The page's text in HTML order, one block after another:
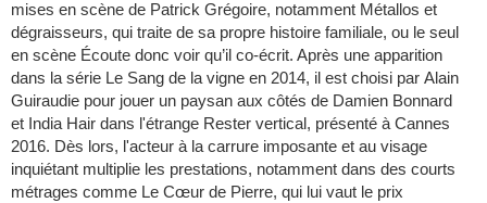
mises en scène de Patrick Grégoire, notamment Métallos et
dégraisseurs, qui traite de sa propre histoire familiale, ou le seul
en scène Écoute donc voir qu’il co-écrit. Après une apparition
dans la série Le Sang de la vigne en 2014, il est choisi par Alain
Guiraudie pour jouer un paysan aux côtés de Damien Bonnard
et India Hair dans l'étrange Rester vertical, présenté à Cannes
2016. Dès lors, l'acteur à la carrure imposante et au visage
inquiétant multiplie les prestations, notamment dans des courts
métrages comme Le Cœur de Pierre, qui lui vaut le prix